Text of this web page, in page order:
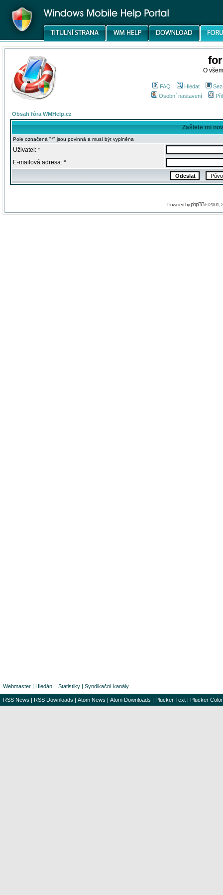
O
FAQ Hledat
Osobní nastavení
Obsah fóra WMHelp.cz
Zašlete mi
Pole označená "*" jsou povinná a musí být vyplněna
Uživatel: *
E-mailová adresa: *
Powered byphpBB© 2001,
Webmaster | Hledání | Statistiky | Syndikační kanály
RSS News | RSS Downloads | Atom News | Atom Downloads | Plucker Text | Plucker Color